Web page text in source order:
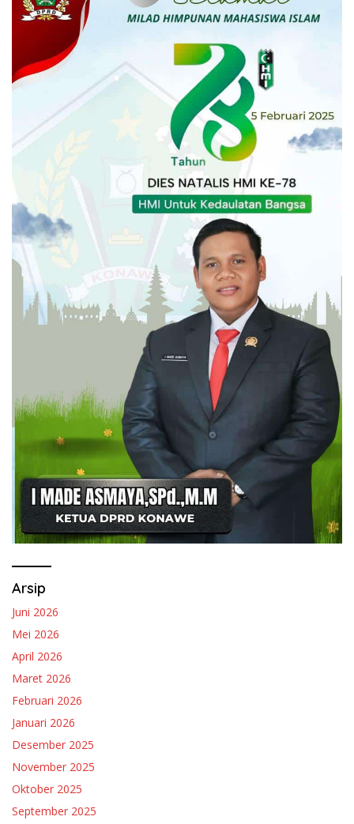
Arsip
Juni 2026
Mei 2026
April 2026
Maret 2026
Februari 2026
Januari 2026
Desember 2025
November 2025
Oktober 2025
September 2025